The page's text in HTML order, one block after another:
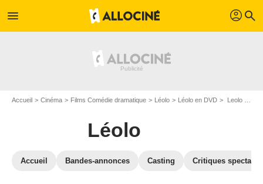
menu profil search
Accueil Cinéma Films Comédie dramatique Léolo Léolo en DVD Leolo - DVD Zone 1
Léolo
Accueil Bandes-annonces Casting Critiques